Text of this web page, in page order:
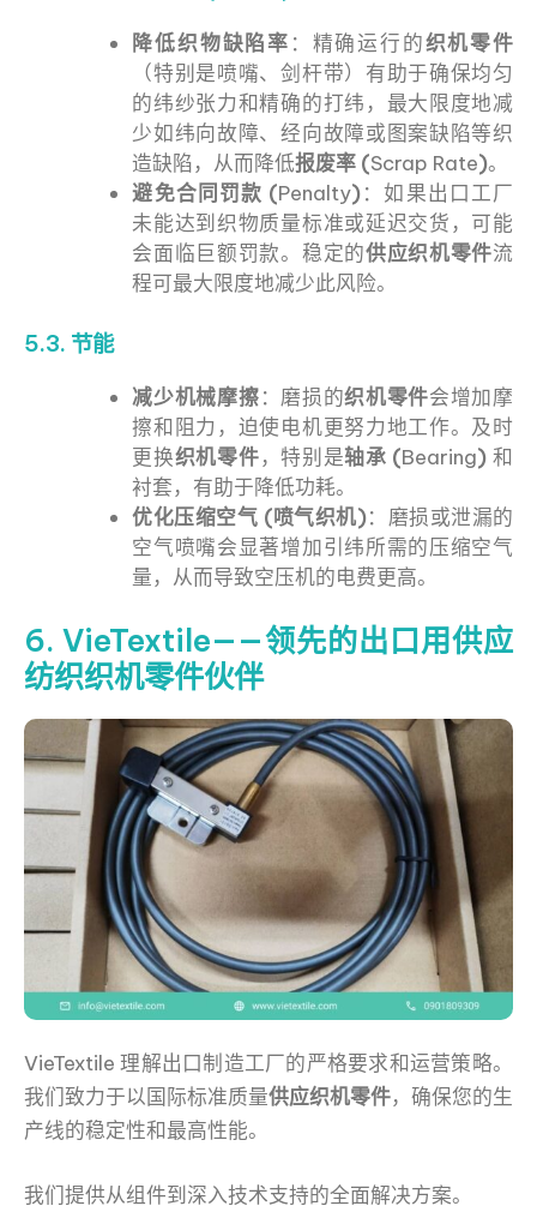
降低织物缺陷率 ：精确运行的织机零件
（特别是喷嘴、剑杆带）有助于确保均匀
的纬纱张力和精确的打纬，最大限度地减
少如纬向故障、经向故障或图案缺陷等织
造缺陷，从而降低报废率 (Scrap Rate)。
避免合同罚款 (Penalty)：如果出口工厂
未能达到织物质量标准或延迟交货，可能
会面临巨额罚款。稳定的供应织机零件流
程可最大限度地减少此风险。
5.3. 节能
减少机械摩擦：磨损的织机零件会增加摩
擦和阻力，迫使电机更努力地工作。及时
更换织机零件，特别是轴承 (Bearing) 和
衬套，有助于降低功耗。
优化压缩空气 (喷气织机)：磨损或泄漏的
空气喷嘴会显著增加引纬所需的压缩空气
量，从而导致空压机的电费更高。
6. VieTextile——领先的出口用供应
纺织织机零件伙伴
VieTextile 理解出口制造工厂的严格要求和运营策略。
我们致力于以国际标准质量供应织机零件，确保您的生
产线的稳定性和最高性能。
我们提供从组件到深入技术支持的全面解决方案。